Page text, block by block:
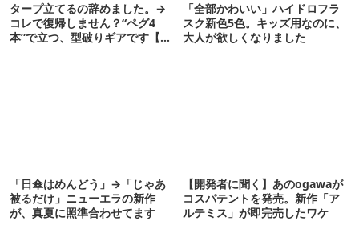
タープ立てるの辞めました。→
コレで復帰しません？“ペグ4
本”で立つ、型破りギアです【ド
「全部かわいい」ハイドロフラ
スク新色5色。キッズ用なのに、
大人が欲しくなりました
「日傘はめんどう」→「じゃあ
被るだけ」ニューエラの新作
が、真夏に照準合わせてます
【開発者に聞く】あのogawaが
コスパテントを発売。新作「ア
ルテミス」が即完売したワケ